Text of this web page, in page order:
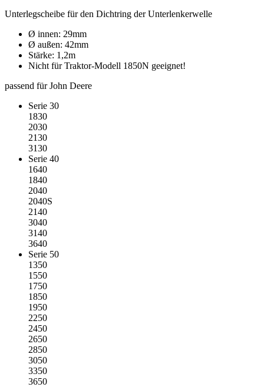
Unterlegscheibe für den Dichtring der Unterlenkerwelle
Ø innen: 29mm
Ø außen: 42mm
Stärke: 1,2m
Nicht für Traktor-Modell 1850N geeignet!
passend für John Deere
Serie 30
1830
2030
2130
3130
Serie 40
1640
1840
2040
2040S
2140
3040
3140
3640
Serie 50
1350
1550
1750
1850
1950
2250
2450
2650
2850
3050
3350
3650